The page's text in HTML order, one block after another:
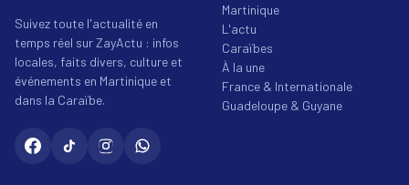
Suivez toute l'actualité en
temps réel sur ZayActu : infos
locales, faits divers, culture et
événements en Martinique et
dans la Caraïbe.
Martinique
L'actu
Caraïbes
À la une
France & Internationale
Guadeloupe & Guyane